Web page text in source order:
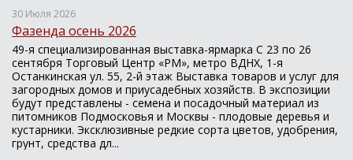
30 Июля 2026
Фазенда осень 2026
49-я специализированная выставка-ярмарка С 23 по 26
сентября Торговый Центр «РМ», метро ВДНХ, 1-я
Останкинская ул. 55, 2-й этаж Выставка товаров и услуг для
загородных домов и приусадебных хозяйств. В экспозиции
будут представлены - семена и посадочный материал из
питомников Подмосковья и Москвы - плодовые деревья и
кустарники. Эксклюзивные редкие сорта цветов, удобрения,
грунт, средства дл...